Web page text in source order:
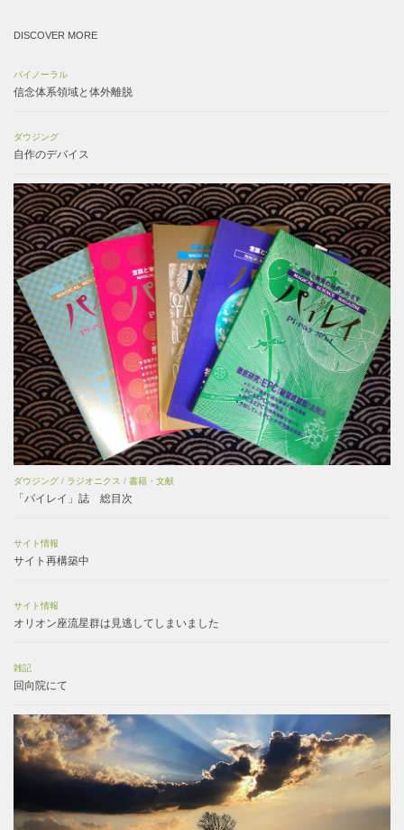
DISCOVER MORE
バイノーラル
信念体系領域と体外離脱
ダウジング
自作のデバイス
ダウジング / ラジオニクス / 書籍・文献
「パイレイ」誌 総目次
サイト情報
サイト再構築中
サイト情報
オリオン座流星群は見逃してしまいました
雑記
回向院にて